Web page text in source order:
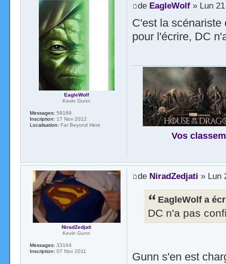
de EagleWolf» Lun 21
C'est la
pour l'écrire, DC
Vos
EagleWolf
Kevin Gunn
Messages: 59169
Inscription: 17 Nov 2012
Localisation: Far Beyond Here
de NiradZedjati » Lun
EagleWolf a
DC n'a pas
Gunn s'en est
NiradZedjati
Kevin Gunn
Messages: 33164
Inscription: 07 Nov 2011